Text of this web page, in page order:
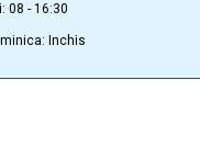
08 - 16:30
Inchis